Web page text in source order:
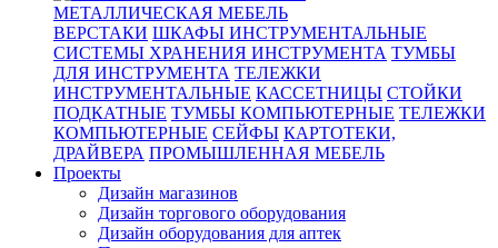
МЕТАЛЛИЧЕСКАЯ МЕБЕЛЬ
ВЕРСТАКИ ШКАФЫ ИНСТРУМЕНТАЛЬНЫЕ
СИСТЕМЫ ХРАНЕНИЯ ИНСТРУМЕНТА ТУМБЫ
ДЛЯ ИНСТРУМЕНТА ТЕЛЕЖКИ
ИНСТРУМЕНТАЛЬНЫЕ КАССЕТНИЦЫ СТОЙКИ
ПОДКАТНЫЕ ТУМБЫ КОМПЬЮТЕРНЫЕ ТЕЛЕЖКИ
КОМПЬЮТЕРНЫЕ СЕЙФЫ КАРТОТЕКИ,
ДРАЙВЕРА ПРОМЫШЛЕННАЯ МЕБЕЛЬ
Проекты
Дизайн магазинов
Дизайн торгового оборудования
Дизайн оборудования для аптек